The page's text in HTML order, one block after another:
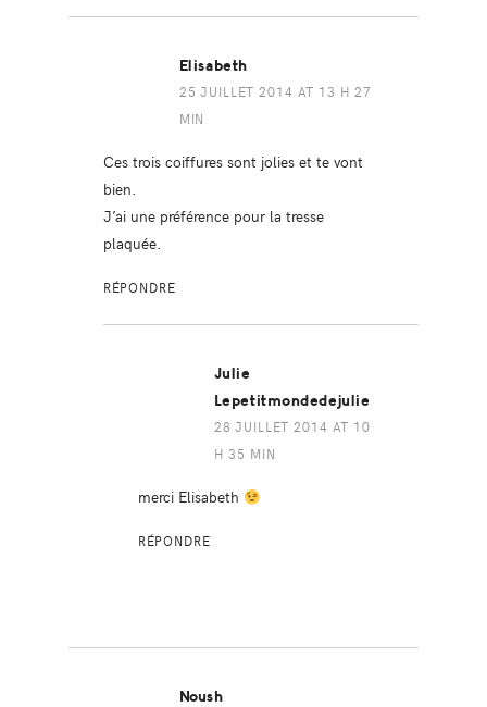
Elisabeth
25 JUILLET 2014 AT 13 H 27
MIN
Ces trois coiffures sont jolies et te vont
bien.
J’ai une préférence pour la tresse
plaquée.
RÉPONDRE
Julie
Lepetitmondedejulie
28 JUILLET 2014 AT 10
H 35 MIN
merci Elisabeth
RÉPONDRE
Noush